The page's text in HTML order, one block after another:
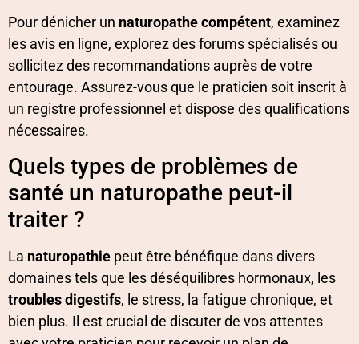
Pour dénicher un naturopathe compétent, examinez
les avis en ligne, explorez des forums spécialisés ou
sollicitez des recommandations auprès de votre
entourage. Assurez-vous que le praticien soit inscrit à
un registre professionnel et dispose des qualifications
nécessaires.
Quels types de problèmes de
santé un naturopathe peut-il
traiter ?
La naturopathie peut être bénéfique dans divers
domaines tels que les déséquilibres hormonaux, les
troubles digestifs, le stress, la fatigue chronique, et
bien plus. Il est crucial de discuter de vos attentes